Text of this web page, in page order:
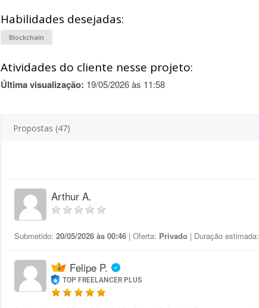
Habilidades desejadas:
Blockchain
Atividades do cliente nesse projeto:
Última visualização: 19/05/2026 às 11:58
Propostas (47)
Arthur A.
Submetido: 20/05/2026 às 00:46 | Oferta: Privado | Duração estimada:
Felipe P.
TOP FREELANCER PLUS